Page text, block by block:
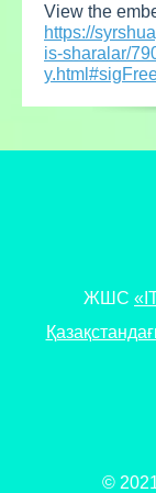
View the
https://
is-sharalar/
ЖШС
©